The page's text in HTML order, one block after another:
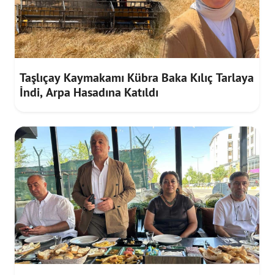
Taşlıçay Kaymakamı Kübra Baka Kılıç Tarlaya
İndi, Arpa Hasadına Katıldı